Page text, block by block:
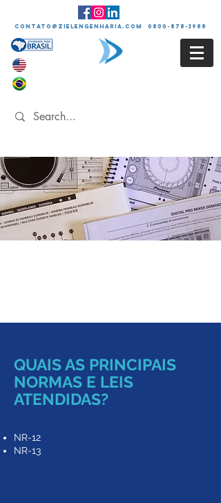
contato@zielengenharia.com 0800-878-3988
QUAIS AS PRINCIPAIS
NORMAS E LEIS
ATENDIDAS?
NR-12
NR-13